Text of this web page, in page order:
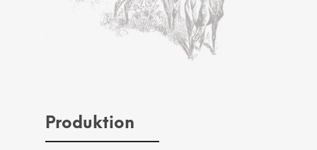
Produktion